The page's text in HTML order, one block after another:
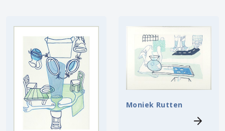
Moniek Rutten